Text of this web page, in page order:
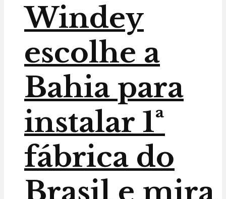
Windey
escolhe a
Bahia para
instalar 1ª
fábrica do
Brasil e mira